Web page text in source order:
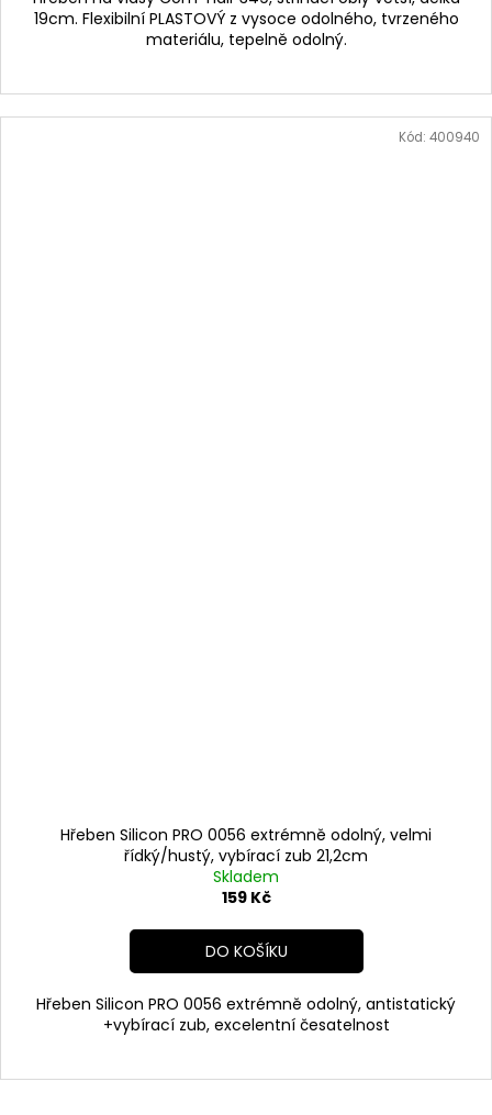
19cm. Flexibilní PLASTOVÝ z vysoce odolného, tvrzeného
materiálu, tepelně odolný.
Hřeben Silicon PRO 0056 extrémně odolný, velmi
řídký/hustý, vybírací zub 21,2cm
Skladem
159 Kč
DO KOŠÍKU
Hřeben Silicon PRO 0056 extrémně odolný, antistatický
+vybírací zub, excelentní česatelnost
Kód: 400940